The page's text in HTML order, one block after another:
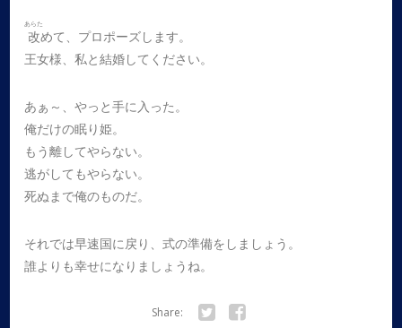
改
あらた
めて、プロポーズします。
王女様、私と結婚してください。
あぁ～、やっと手に入った。
俺だけの眠り姫。
もう離してやらない。
逃がしてもやらない。
死ぬまで俺のものだ。
それでは早速国に戻り、式の準備をしましょう。
誰よりも幸せになりましょうね。
Share: